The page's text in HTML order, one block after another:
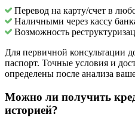
Перевод на карту/счет в
Наличными через кассу
Возможность
Для первичной консультации
паспорт. Точные условия и
определены после анализа
Можно ли получить
историей?